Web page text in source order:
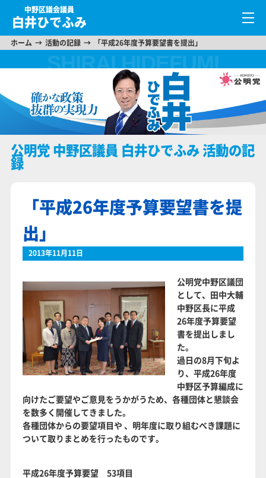
中野区議会議員
白井ひでふみ
ホーム 活動の記録 「平成26年度予算要望書を提出」
公明党 中野区議員 白井ひでふみ 活動の記
録
「平成26年度予算要望書を提
出」
2013年11月11日
公明党中野区議団
として、田中大輔
中野区長に平成
26年度予算要望
書を提出しまし
た。
過日の8月下旬よ
り、平成26年度
中野区予算編成に
向けたご要望やご意見をうかがうため、各種団体と懇談会
を数多く開催してきました。
各種団体からの要望項目や 、明年度に取り組むべき課題に
ついて取りまとめを行ったものです。
平成26年度予算要望 53項目